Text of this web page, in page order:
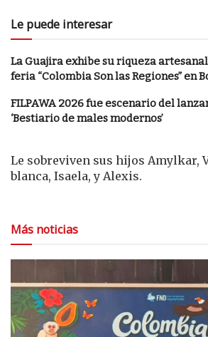
Le puede interesar
La Guajira exhibe su riqueza
feria “Colombia Son las Regiones” en
FILPAWA 2026 fue escenario del
‘Bestiario de males modernos’
Le sobreviven sus hijos Amylkar,
blanca, Isaela, y Alexis.
Más noticias